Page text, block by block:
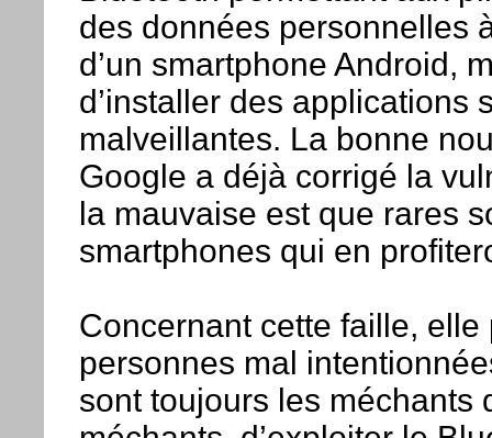
des données personnelles
d’un smartphone Android,
d’installer des applications
malveillantes. La bonne
Google a déjà corrigé la
la mauvaise est que rares
smartphones qui en
Concernant cette faille, elle
personnes mal
sont toujours les méchants